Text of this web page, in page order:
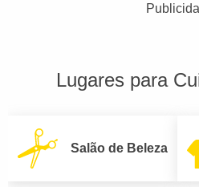
Lugares para
Salão de Beleza